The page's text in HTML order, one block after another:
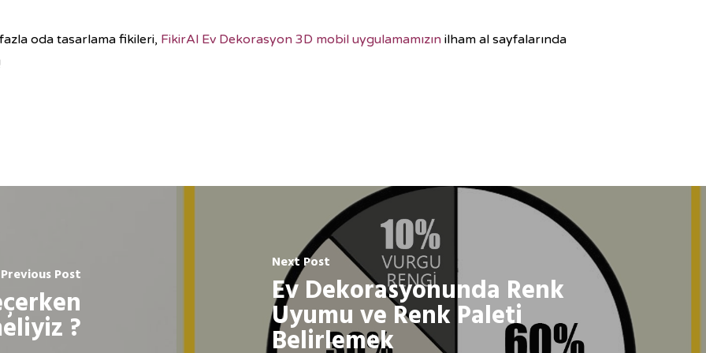
oda tasarlama fikileri, FikirAl Ev Dekorasyon 3D mobil uygulamamızın ilham al sayfalarında
Previous Post
?
Next Post
Ev Dekorasyonunda Renk
Uyumu ve Renk Paleti
Belirlemek